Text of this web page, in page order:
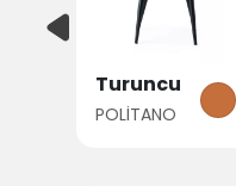
Turuncu
POLİTANO